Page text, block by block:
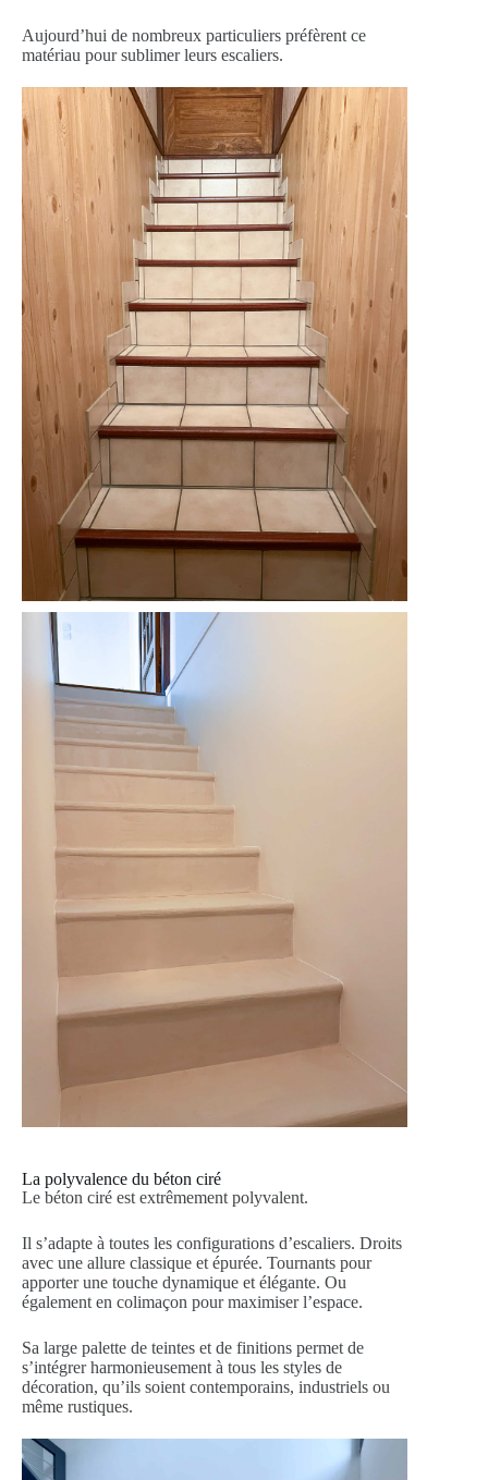
Aujourd’hui de nombreux particuliers préfèrent ce
matériau pour sublimer leurs escaliers.
La polyvalence du béton ciré
Le béton ciré est extrêmement polyvalent.
Il s’adapte à toutes les configurations d’escaliers. Droits
avec une allure classique et épurée. Tournants pour
apporter une touche dynamique et élégante. Ou
également en colimaçon pour maximiser l’espace.
Sa large palette de teintes et de finitions permet de
s’intégrer harmonieusement à tous les styles de
décoration, qu’ils soient contemporains, industriels ou
même rustiques.